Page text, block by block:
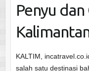
Penyu
KALTIM,
salah satu destinasi